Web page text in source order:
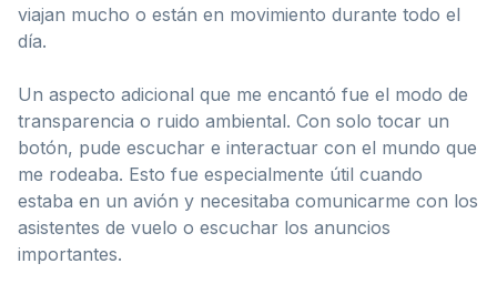
viajan mucho o están en movimiento durante todo el
día.
Un aspecto adicional que me encantó fue el modo de
transparencia o ruido ambiental. Con solo tocar un
botón, pude escuchar e interactuar con el mundo que
me rodeaba. Esto fue especialmente útil cuando
estaba en un avión y necesitaba comunicarme con los
asistentes de vuelo o escuchar los anuncios
importantes.